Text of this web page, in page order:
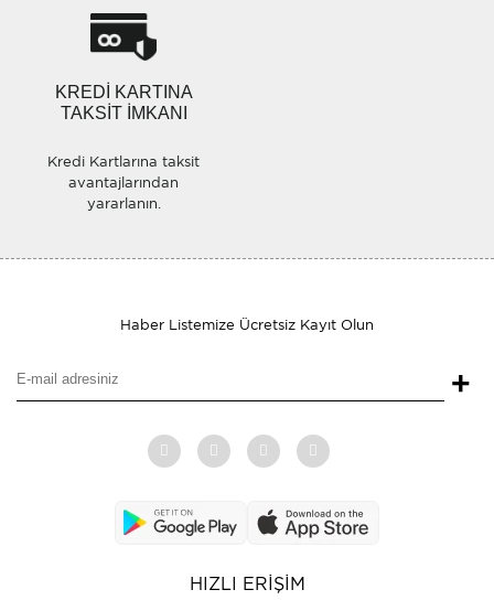
KREDİ KARTINA
TAKSİT İMKANI
Kredi Kartlarına taksit
avantajlarından
yararlanın.
Haber Listemize Ücretsiz Kayıt Olun
+
HIZLI ERİŞİM